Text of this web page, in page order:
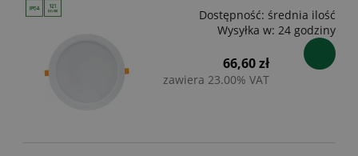
Dostępność: średnia ilość
Wysyłka w: 24 godziny
66,60 zł
zawiera 23.00% VAT